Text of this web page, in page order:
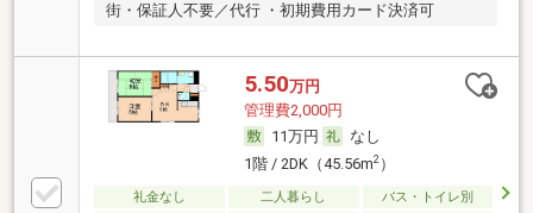
街・保証人不要／代行 ・初期費用カード決済可
5.50万円
管理費2,000円
11万円
なし
1階 / 2DK（45.56m2）
礼金なし 二人暮らし
バス・トイレ別